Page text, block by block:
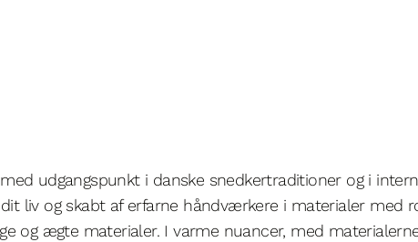
udgangspunkt i danske snedkertraditioner og i
liv og skabt af erfarne håndværkere i materialer
og ægte materialer. I varme nuancer, med